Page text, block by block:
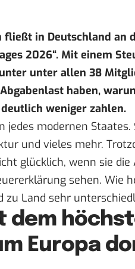
in Deutschland an
2026“. Mit einem
unter allen 38
haben,
weniger zahlen.
jedes modernen
und vieles mehr.
glücklich, wenn sie die
sehen. Wie
Land sehr
dem
Europa